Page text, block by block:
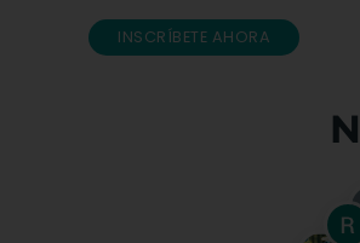
INSCRÍBETE AHORA